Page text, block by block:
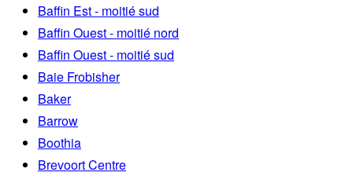
Baffin Est - moitié sud
Baffin Ouest - moitié nord
Baffin Ouest - moitié sud
Baie Frobisher
Baker
Barrow
Boothia
Brevoort Centre